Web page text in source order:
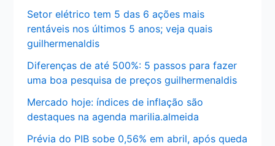
Setor elétrico tem 5 das 6 ações mais
rentáveis nos últimos 5 anos; veja quais
guilhermenaldis
Diferenças de até 500%: 5 passos para fazer
uma boa pesquisa de preços guilhermenaldis
Mercado hoje: índices de inflação são
destaques na agenda marilia.almeida
Prévia do PIB sobe 0,56% em abril, após queda